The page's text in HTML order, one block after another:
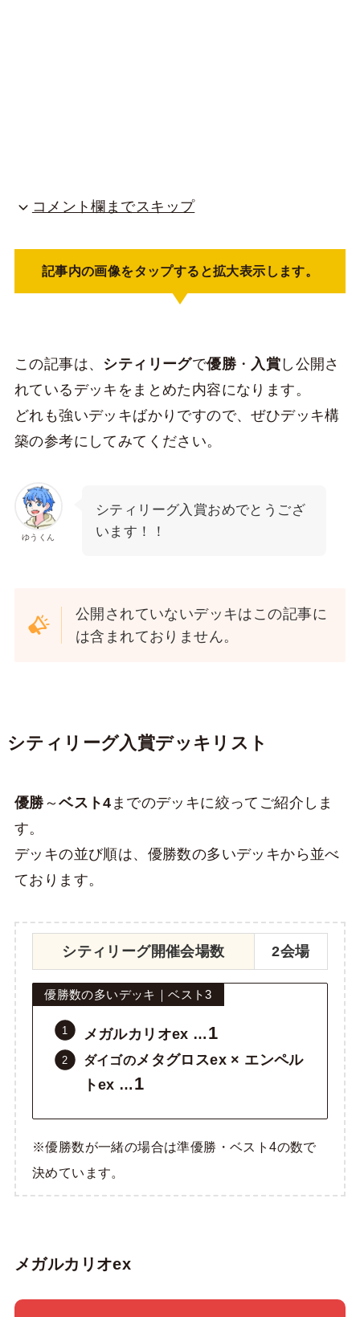
コメント欄までスキップ
記事内の画像をタップすると拡大表示します。
この記事は、 シティリーグで優勝・ 入賞 し公開さ
れているデッキをまとめた内容になります。
どれも強いデッキばかりですので、ぜひデッキ構
築の参考にしてみてください。
ゆうくん
シティリーグ入賞おめでとうござ
います！！
公開されていないデッキはこの記事に
は含まれておりません。
シティリーグ入賞デッキリスト
優勝 ～ベスト4 までのデッキに絞ってご紹介しま
す。
デッキの並び順は、優勝数の多いデッキから並べ
ております。
シティリーグ開催会場数 2会場
優勝数の多いデッキ｜ベスト3
メガルカリオex … 1
ダイゴのメタグロスex × エンペル
トex … 1
※優勝数が一緒の場合は準優勝・ベスト4の数で
決めています。
メガルカリオex